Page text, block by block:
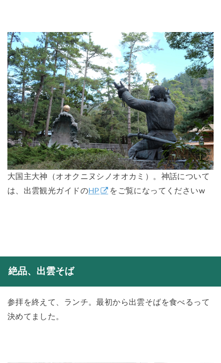
大国主大神（オオクニヌシノオオカミ）。神話について
は、出雲観光ガイドのHP をご覧になってくださいw
絶品、出雲そば
参拝を終えて、ランチ。最初から出雲そばを食べるって
決めてました。